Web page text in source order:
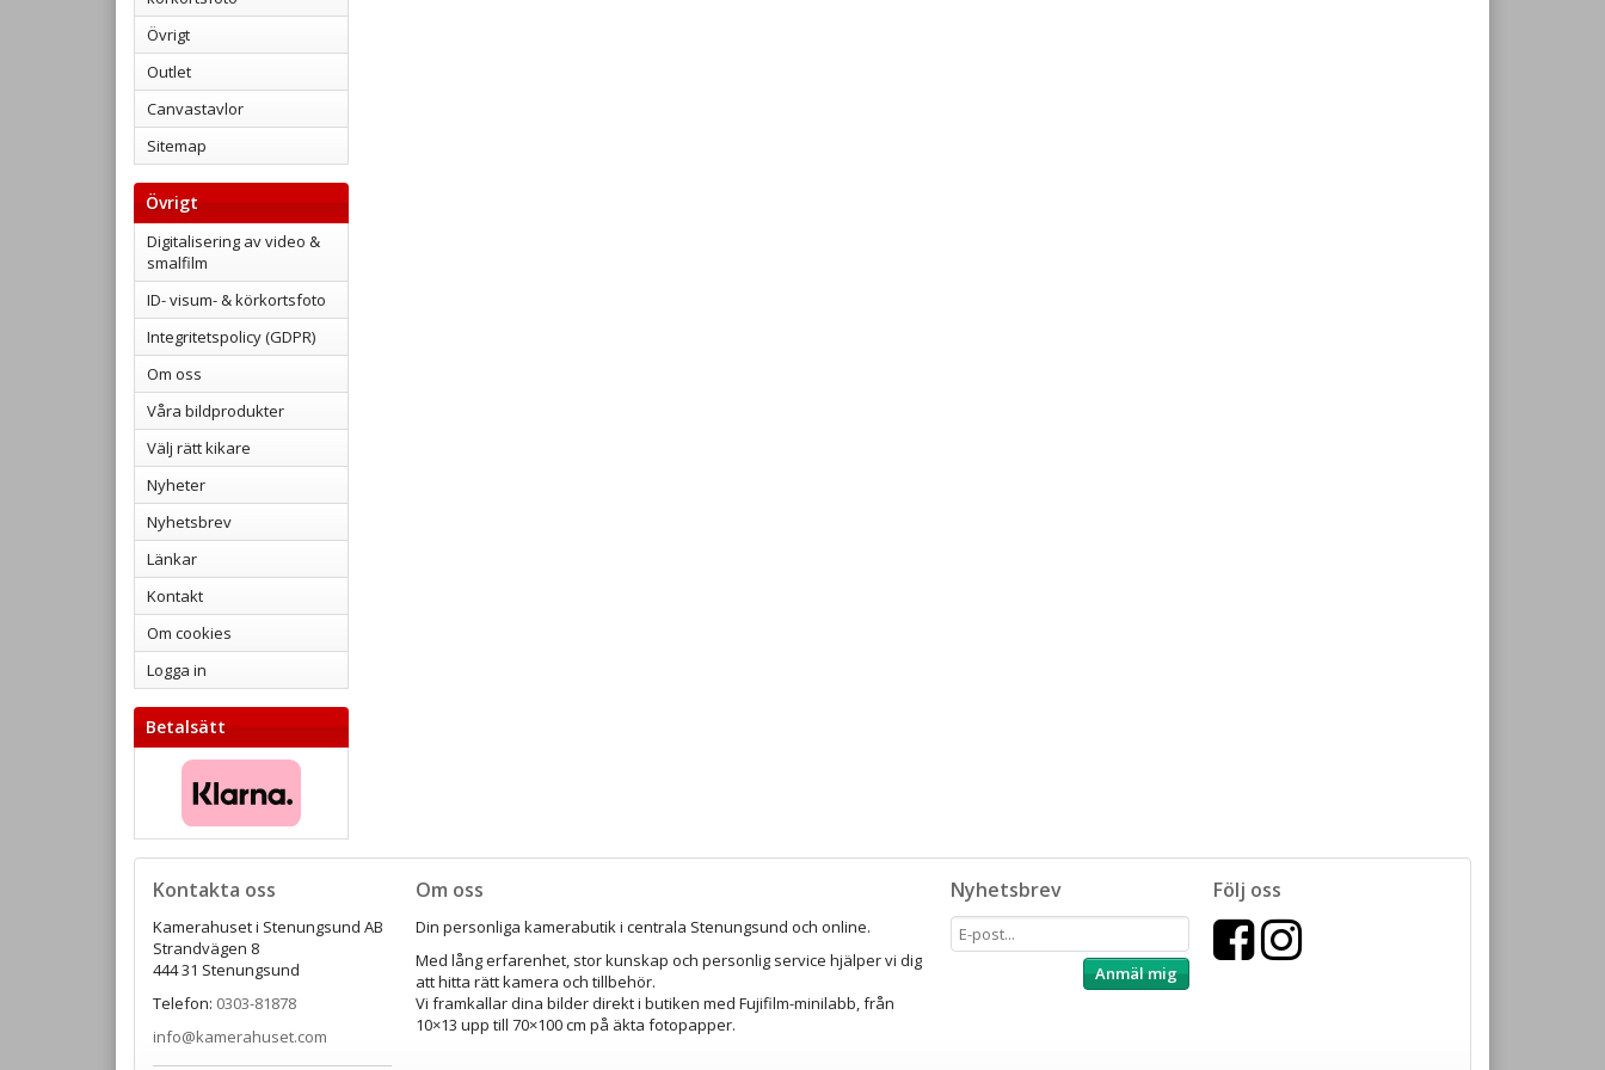
Övrigt
Outlet
Canvastavlor
Sitemap
Övrigt
Digitalisering av video &
smalfilm
ID- visum- & körkortsfoto
Integritetspolicy (GDPR)
Om oss
Våra bildprodukter
Välj rätt kikare
Nyheter
Nyhetsbrev
Länkar
Kontakt
Om cookies
Logga in
Betalsätt
Kontakta oss
Kamerahuset i Stenungsund AB
Strandvägen 8
444 31 Stenungsund
Telefon: 0303-81878
info@kamerahuset.com
Följ oss
Nyhetsbrev
Anmäl mig
Om oss
Din personliga kamerabutik i centrala Stenungsund och online.
Med lång erfarenhet, stor kunskap och personlig service hjälper vi dig
att hitta rätt kamera och tillbehör.
Vi framkallar dina bilder direkt i butiken med Fujifilm-minilabb, från
10×13 upp till 70×100 cm på äkta fotopapper.